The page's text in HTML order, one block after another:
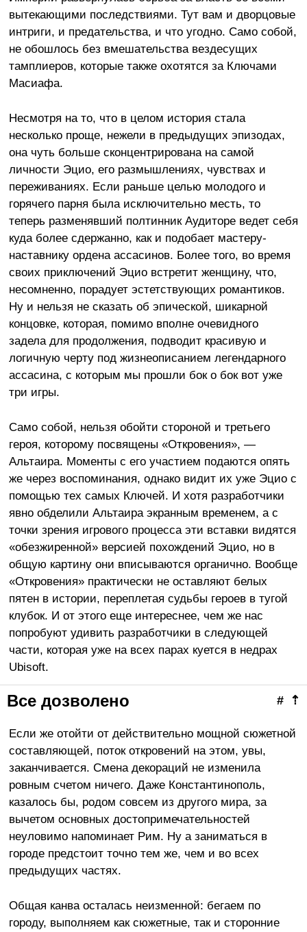
вытекающими последствиями. Тут вам и дворцовые
интриги, и предательства, и что угодно. Само собой,
не обошлось без вмешательства вездесущих
тамплиеров, которые также охотятся за Ключами
Масиафа.
Несмотря на то, что в целом история стала
несколько проще, нежели в предыдущих эпизодах,
она чуть больше сконцентрирована на самой
личности Эцио, его размышлениях, чувствах и
переживаниях. Если раньше целью молодого и
горячего парня была исключительно месть, то
теперь разменявший полтинник Аудиторе ведет себя
куда более сдержанно, как и подобает мастеру-
наставнику ордена ассасинов. Более того, во время
своих приключений Эцио встретит женщину, что,
несомненно, порадует эстетствующих романтиков.
Ну и нельзя не сказать об эпической, шикарной
концовке, которая, помимо вполне очевидного
задела для продолжения, подводит красивую и
логичную черту под жизнеописанием легендарного
ассасина, с которым мы прошли бок о бок вот уже
три игры.
Само собой, нельзя обойти стороной и третьего
героя, которому посвящены «Откровения», —
Альтаира. Моменты с его участием подаются опять
же через воспоминания, однако видит их уже Эцио с
помощью тех самых Ключей. И хотя разработчики
явно обделили Альтаира экранным временем, а с
точки зрения игрового процесса эти вставки видятся
«обезжиренной» версией похождений Эцио, но в
общую картину они вписываются органично. Вообще
«Откровения» практически не оставляют белых
пятен в истории, переплетая судьбы героев в тугой
клубок. И от этого еще интереснее, чем же нас
попробуют удивить разработчики в следующей
части, которая уже на всех парах куется в недрах
Ubisoft.
⇡
#
Все дозволено
Если же отойти от действительно мощной сюжетной
составляющей, поток откровений на этом, увы,
заканчивается. Смена декораций не изменила
ровным счетом ничего. Даже Константинополь,
казалось бы, родом совсем из другого мира, за
вычетом основных достопримечательностей
неуловимо напоминает Рим. Ну а заниматься в
городе предстоит точно тем же, чем и во всех
предыдущих частях.
Общая канва осталась неизменной: бегаем по
городу, выполняем как сюжетные, так и сторонние